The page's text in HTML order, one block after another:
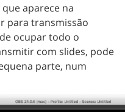
aparece na
para transmissão
ocupar todo o
com slides, pode
parte, num